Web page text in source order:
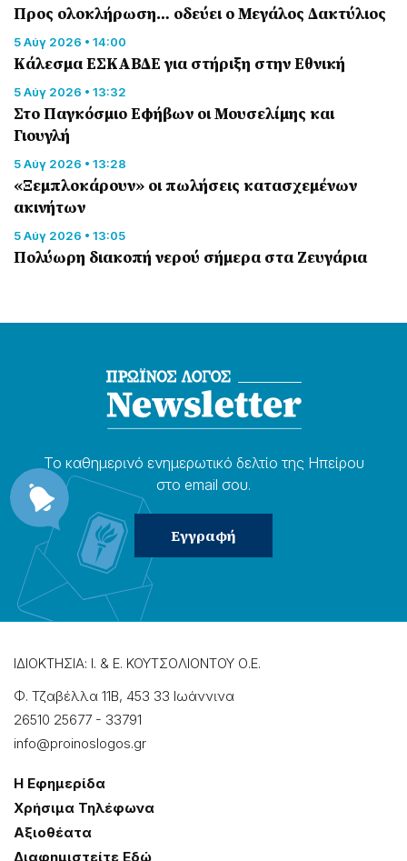
Προς ολοκλήρωση… οδεύει ο Μεγάλος Δακτύλιος
5 Αύγ 2026 • 14:00
Κάλεσμα ΕΣΚΑΒΔΕ για στήριξη στην Εθνική
5 Αύγ 2026 • 13:32
Στο Παγκόσμιο Εφήβων οι Μουσελίμης και
Γιουγλή
5 Αύγ 2026 • 13:28
«Ξεμπλοκάρουν» οι πωλήσεις κατασχεμένων
ακινήτων
5 Αύγ 2026 • 13:05
Πολύωρη διακοπή νερού σήμερα στα Ζευγάρια
Το καθημερɩνό ενημερωτɩκό δελτίο της Ηπείρου
στο email σου.
ΙΔΙΟΚΤΗΣΙΑ: Ι. & Ε. ΚΟΥΤΣΟΛΙΟΝΤΟΥ Ο.Ε.
Φ. Τζαβέλλα 11Β, 453 33 Ιωάννɩνα
26510 25677 - 33791
info@proinoslogos.gr
Η Εφημερίδα
Χρήσɩμα Τηλέφωνα
Αξɩοθέατα
Δɩαφημɩστείτε Εδώ